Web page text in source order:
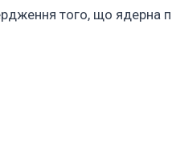
того, що ядерна